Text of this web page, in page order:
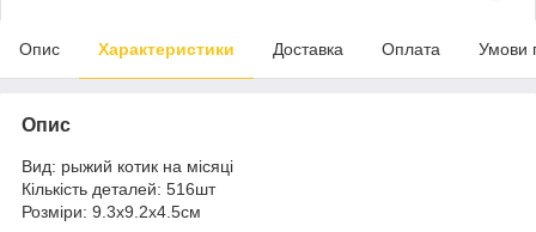
Опис Характеристики Доставка Оплата Умови
Опис
Вид: рыжий котик на місяці
Кількість деталей: 516шт
Розміри: 9.3х9.2х4.5см